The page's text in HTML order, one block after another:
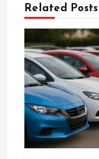
g
z
n
m
Related Posts